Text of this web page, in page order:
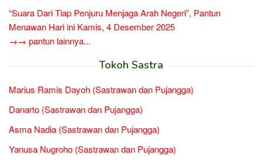
“Suara Dari Tiap Penjuru Menjaga Arah Negeri”, Pantun
Menawan Hari ini Kamis, 4 Desember 2025
→→ pantun lainnya...
Tokoh Sastra
Marius Ramis Dayoh (Sastrawan dan Pujangga)
Danarto (Sastrawan dan Pujangga)
Asma Nadia (Sastrawan dan Pujangga)
Yanusa Nugroho (Sastrawan dan Pujangga)